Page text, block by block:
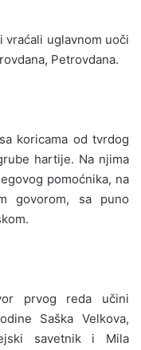
vraćali uglavnom uoči
Petrovdana.
koricama od tvrdog
hartije. Na njima
pomoćnika, na
govorom, sa puno
prvog reda učini
Saška Velkova,
savetnik i Mila